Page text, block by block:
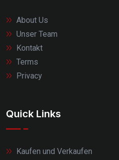
About Us
Unser Team
Kontakt
Terms
Privacy
Quick Links
Kaufen und Verkaufen